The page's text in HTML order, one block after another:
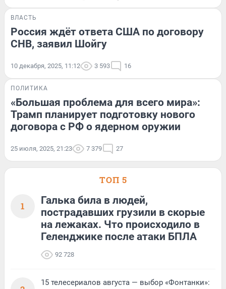
ВЛАСТЬ
Россия ждёт ответа США по договору
СНВ, заявил Шойгу
10 декабря, 2025, 11:12 3 593 16
ПОЛИТИКА
«Большая проблема для всего мира»:
Трамп планирует подготовку нового
договора с РФ о ядерном оружии
25 июля, 2025, 21:23 7 379 27
ТОП 5
1
Галька била в людей,
пострадавших грузили в скорые
на лежаках. Что происходило в
Геленджике после атаки БПЛА
92 728
15 телесериалов августа — выбор «Фонтанки»: